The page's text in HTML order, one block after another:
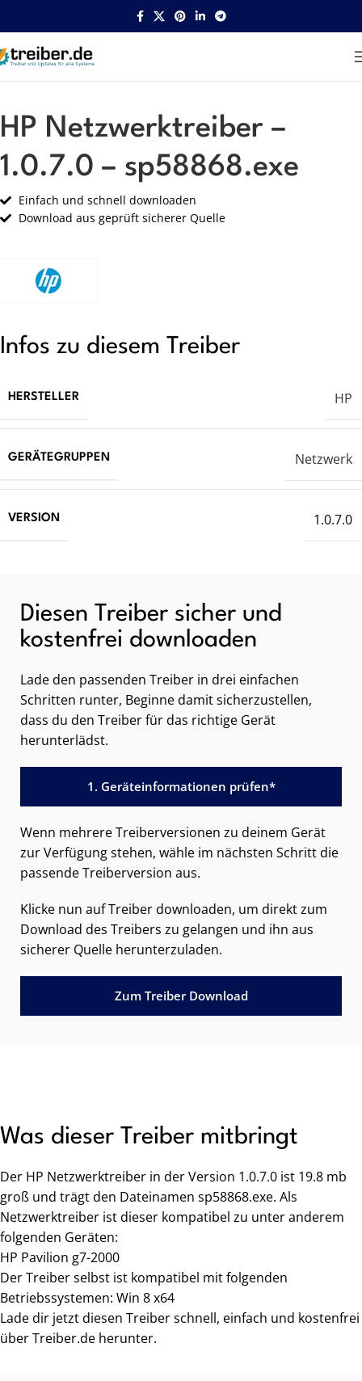
Startseite HP Netzwerk
HP Netzwerktreiber –
1.0.7.0 – sp58868.exe
Einfach und schnell downloaden
Download aus geprüft sicherer Quelle
Infos zu diesem Treiber
HERSTELLER HP
GERÄTEGRUPPEN Netzwerk
VERSION 1.0.7.0
Diesen Treiber sicher und
kostenfrei downloaden
Lade den passenden Treiber in drei einfachen
Schritten runter, Beginne damit sicherzustellen,
dass du den Treiber für das richtige Gerät
herunterlädst.
1. Geräteinformationen prüfen*
Wenn mehrere Treiberversionen zu deinem Gerät
zur Verfügung stehen, wähle im nächsten Schritt die
passende Treiberversion aus.
Klicke nun auf Treiber downloaden, um direkt zum
Download des Treibers zu gelangen und ihn aus
sicherer Quelle herunterzuladen.
Zum Treiber Download
Was dieser Treiber mitbringt
Der HP Netzwerktreiber in der Version 1.0.7.0 ist 19.8 mb
groß und trägt den Dateinamen sp58868.exe. Als
Netzwerktreiber ist dieser kompatibel zu unter anderem
folgenden Geräten:
HP Pavilion g7-2000
Der Treiber selbst ist kompatibel mit folgenden
Betriebssystemen: Win 8 x64
Lade dir jetzt diesen Treiber schnell, einfach und kostenfrei
über Treiber.de herunter.